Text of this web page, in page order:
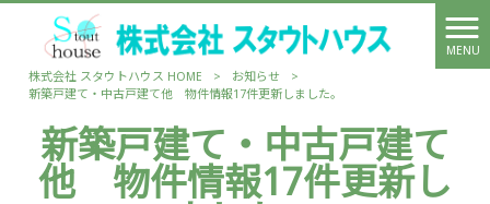
MENU
株式会社 スタウトハウス HOME
> お知らせ
>
新築戸建て・中古戸建て他 物件情報17件更新しました。
新築戸建て・中古戸建て
他 物件情報17件更新し